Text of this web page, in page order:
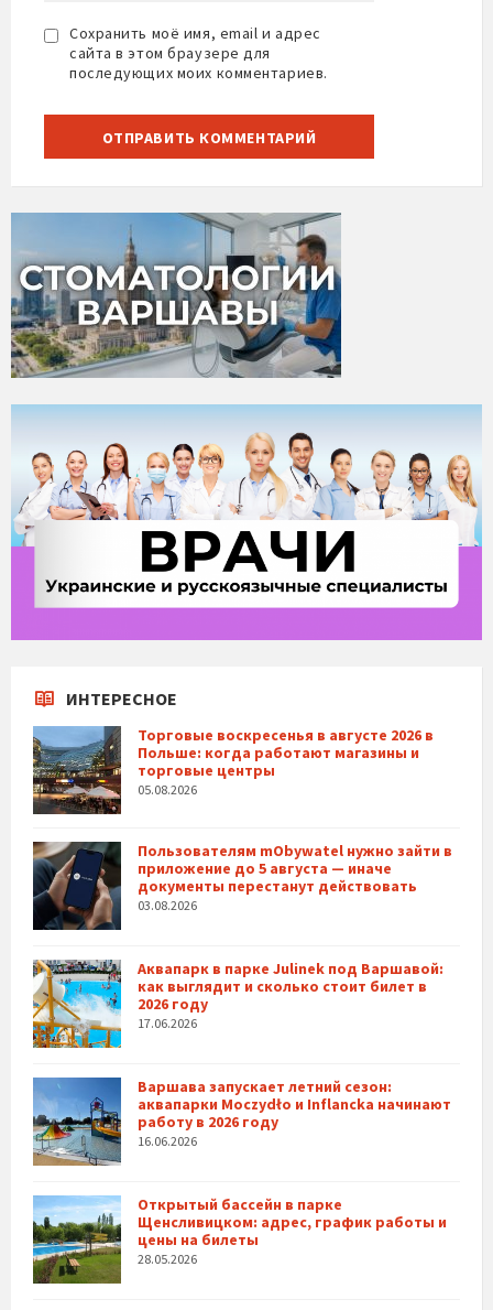
Сохранить моё имя, email и адрес
сайта в этом браузере для
последующих моих комментариев.
ИНТЕРЕСНОЕ
Торговые воскресенья в августе 2026 в
Польше: когда работают магазины и
торговые центры
05.08.2026
Пользователям mObywatel нужно зайти в
приложение до 5 августа — иначе
документы перестанут действовать
03.08.2026
Аквапарк в парке Julinek под Варшавой:
как выглядит и сколько стоит билет в
2026 году
17.06.2026
Варшава запускает летний сезон:
аквапарки Moczydło и Inflancka начинают
работу в 2026 году
16.06.2026
Открытый бассейн в парке
Щенсливицком: адрес, график работы и
цены на билеты
28.05.2026